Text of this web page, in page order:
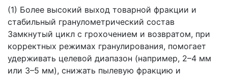
(1) Более высокий выход товарной фракции и
стабильный гранулометрический состав
Замкнутый цикл с грохочением и возвратом, при
корректных режимах гранулирования, помогает
удерживать целевой диапазон (например, 2–4 мм
или 3–5 мм), снижать пылевую фракцию и